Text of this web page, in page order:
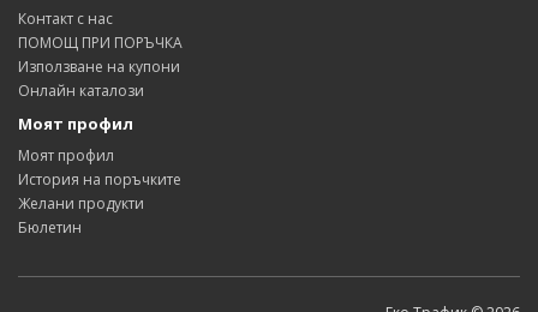
Контакт с нас
ПОМОЩ ПРИ ПОРЪЧКА
Използване на купони
Онлайн каталози
Моят профил
Моят профил
История на поръчките
Желани продукти
Бюлетин